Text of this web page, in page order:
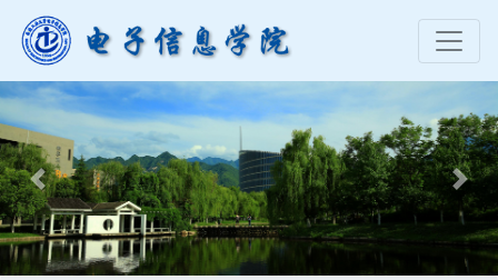
Previous Next